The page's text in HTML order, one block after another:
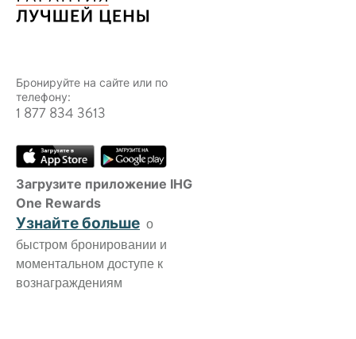
Бронируйте на сайте или по
телефону:
1 877 834 3613
Загрузите приложение IHG
One Rewards
Узнайте больше о
быстром бронировании и
моментальном доступе к
вознаграждениям